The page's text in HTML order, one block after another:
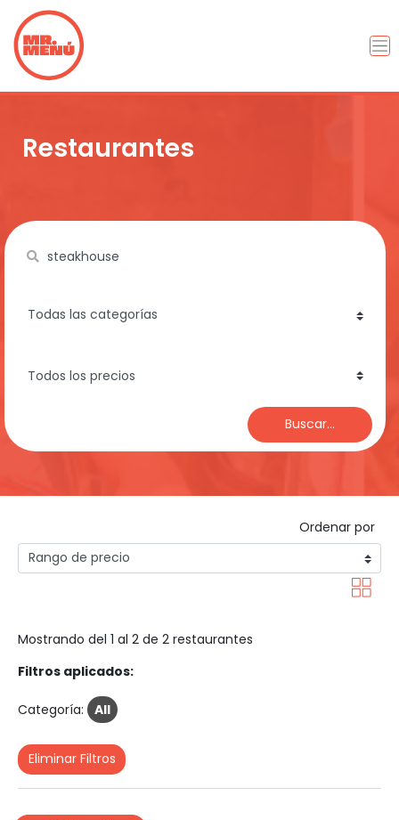
Restaurantes
Name
category
price
Buscar...
Ordenar por
Mostrando del 1 al 2 de 2 restaurantes
Filtros aplicados:
Categoría: All
Eliminar Filtros